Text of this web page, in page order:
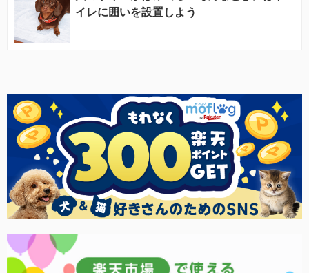
イレに囲いを設置しよう